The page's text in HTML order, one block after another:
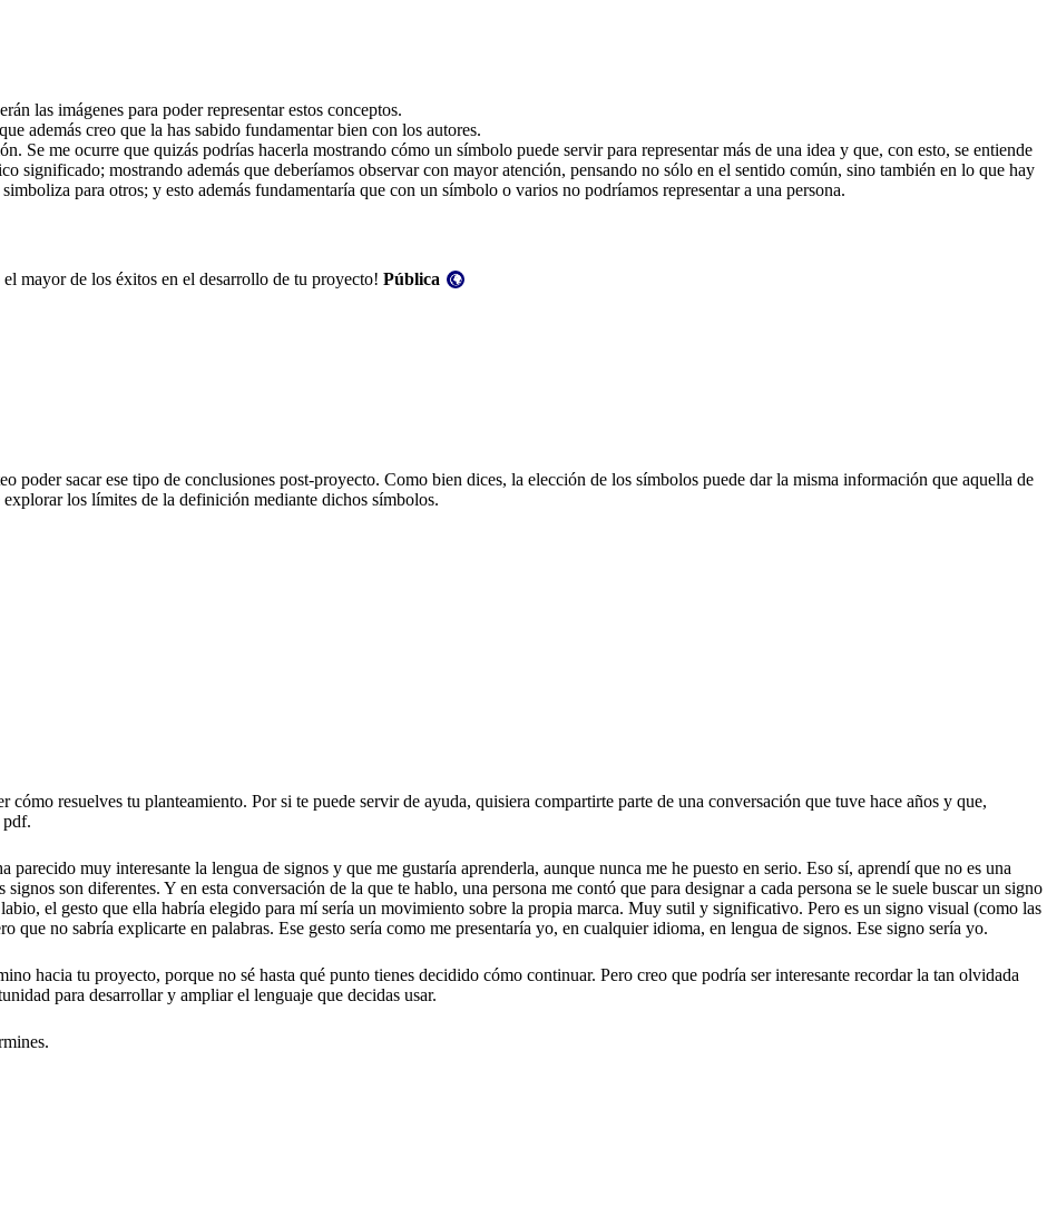
las imágenes para poder representar estos conceptos.
además creo que la has sabido fundamentar bien con los autores.
Se me ocurre que quizás podrías hacerla mostrando cómo un símbolo puede servir para representar más de una idea y que, con esto, se entiende
significado; mostrando además que deberíamos observar con mayor atención, pensando no sólo en el sentido común, sino también en lo que hay
para otros; y esto además fundamentaría que con un símbolo o varios no podríamos representar a una persona.
mayor de los éxitos en el desarrollo de tu proyecto! Pública
poder sacar ese tipo de conclusiones post-proyecto. Como bien dices, la elección de los símbolos puede dar la misma información que aquella de
los límites de la definición mediante dichos símbolos.
cómo resuelves tu planteamiento. Por si te puede servir de ayuda, quisiera compartirte parte de una conversación que tuve hace años y que,
pdf.
parecido muy interesante la lengua de signos y que me gustaría aprenderla, aunque nunca me he puesto en serio. Eso sí, aprendí que no es una
son diferentes. Y en esta conversación de la que te hablo, una persona me contó que para designar a cada persona se le suele buscar un signo
el gesto que ella habría elegido para mí sería un movimiento sobre la propia marca. Muy sutil y significativo. Pero es un signo visual (como las
que no sabría explicarte en palabras. Ese gesto sería como me presentaría yo, en cualquier idioma, en lengua de signos. Ese signo sería yo.
hacia tu proyecto, porque no sé hasta qué punto tienes decidido cómo continuar. Pero creo que podría ser interesante recordar la tan olvidada
para desarrollar y ampliar el lenguaje que decidas usar.